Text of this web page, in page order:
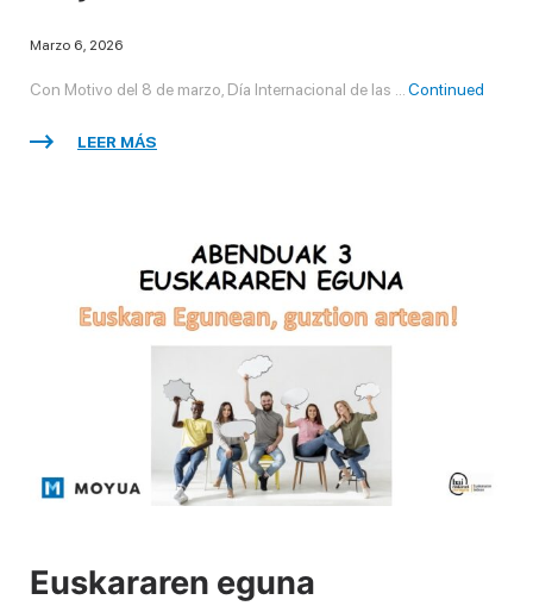
Marzo 6, 2026
Con Motivo del 8 de marzo, Día Internacional de las … Continued
LEER MÁS
Euskararen eguna